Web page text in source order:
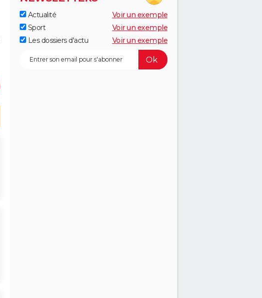
Actualité
Voir un exemple
Sport
Voir un exemple
Les dossiers d'actu
Voir un exemple